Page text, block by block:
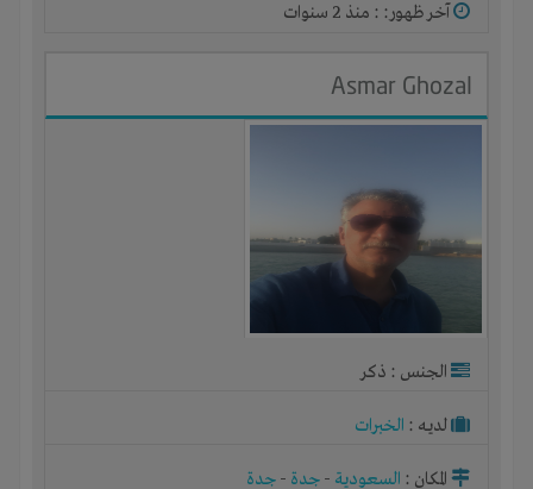
آخر ظهور: : منذ 2 سنوات
Asmar Ghozal
الجنس : ذكر
لديـه : الخبرات
المكان : السعودية - جدة - جدة